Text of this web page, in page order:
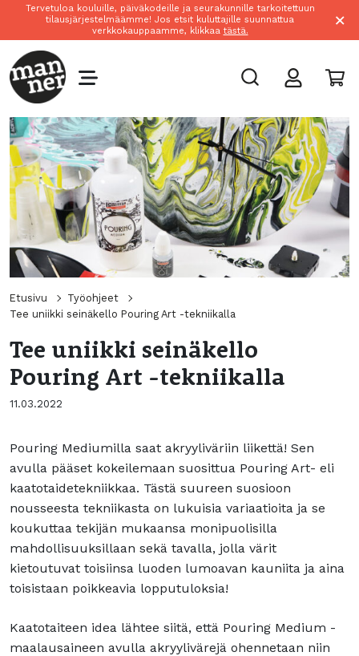
Tervetuloa kouluille, päiväkodeille ja seurakunnille tarkoitettuun
tilausjärjestelmäämme! Jos etsit kuluttajille suunnattua
verkkokauppaamme, klikkaa tästä. ×
Etusivu
Työohjeet
Tee uniikki seinäkello Pouring Art -tekniikalla
Tee uniikki seinäkello
Pouring Art -tekniikalla
11.03.2022
Pouring Mediumilla saat akryyliväriin liikettä! Sen
avulla pääset kokeilemaan suosittua Pouring Art- eli
kaatotaidetekniikkaa. Tästä suureen suosioon
nousseesta tekniikasta on lukuisia variaatioita ja se
koukuttaa tekijän mukaansa monipuolisilla
mahdollisuuksillaan sekä tavalla, jolla värit
kietoutuvat toisiinsa luoden lumoavan kauniita ja aina
toisistaan poikkeavia lopputuloksia!
Kaatotaiteen idea lähtee siitä, että Pouring Medium -
maalausaineen avulla akryylivärejä ohennetaan niin